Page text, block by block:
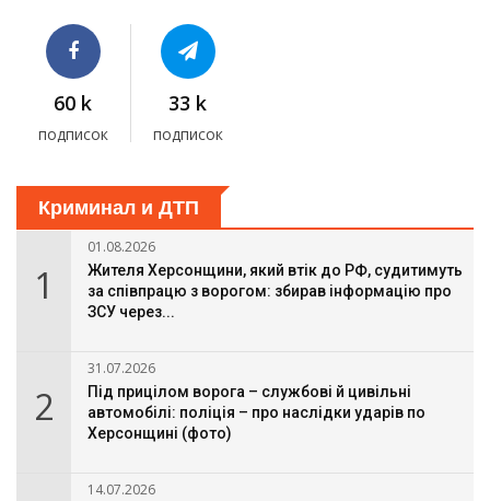
60 k
подписок
33 k
подписок
Криминал и ДТП
1
01.08.2026
Жителя Херсонщини, який втік до РФ, судитимуть
за співпрацю з ворогом: збирав інформацію про
ЗСУ через...
2
31.07.2026
Під прицілом ворога – службові й цивільні
автомобілі: поліція – про наслідки ударів по
Херсонщині (фото)
14.07.2026